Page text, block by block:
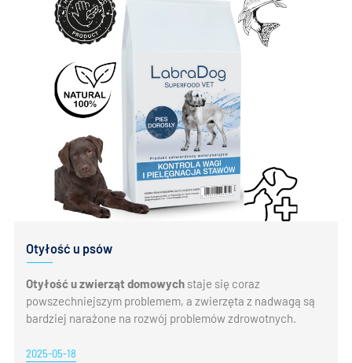
2025-05-18
Otyłość u psów
Otyłość u zwierząt domowych staje się coraz
powszechniejszym problemem, a zwierzęta z nadwagą są
bardziej narażone na rozwój problemów zdrowotnych.